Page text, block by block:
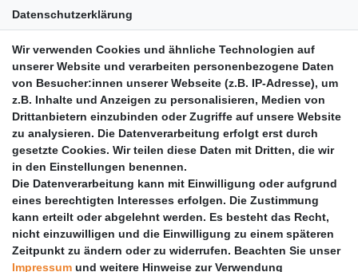
Datenschutzerklärung
Barrierefreiheit
Anleitungen
Vertrag widerrufen
PARTNER
DHL
GLS
PaketPLUS
Wir verwenden Cookies und ähnliche Technologien auf
unserer Website und verarbeiten personenbezogene Daten
von Besucher:innen unserer Webseite (z.B. IP-Adresse), um
z.B. Inhalte und Anzeigen zu personalisieren, Medien von
Drittanbietern einzubinden oder Zugriffe auf unsere Website
zu analysieren. Die Datenverarbeitung erfolgt erst durch
gesetzte Cookies. Wir teilen diese Daten mit Dritten, die wir
in den Einstellungen benennen.
Die Datenverarbeitung kann mit Einwilligung oder aufgrund
eines berechtigten Interesses erfolgen. Die Zustimmung
kann erteilt oder abgelehnt werden. Es besteht das Recht,
nicht einzuwilligen und die Einwilligung zu einem späteren
Zeitpunkt zu ändern oder zu widerrufen. Beachten Sie unser
Impressum und weitere Hinweise zur Verwendung